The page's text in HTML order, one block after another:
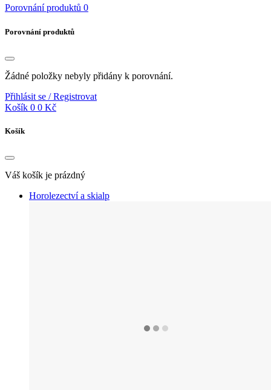
Porovnání produktů 0
Porovnání produktů
Žádné položky nebyly přidány k porovnání.
Přihlásit se / Registrovat
Košík 0 0 Kč
Košík
Váš košík je prázdný
Horolezectví a skialp